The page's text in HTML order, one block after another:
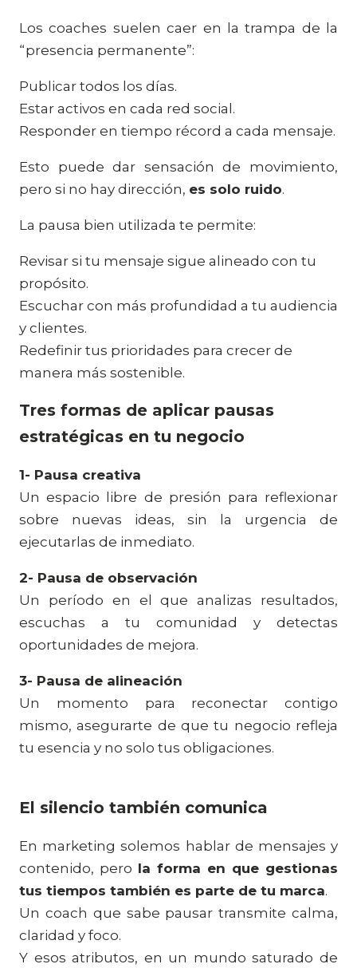
Los coaches suelen caer en la trampa de la
“presencia permanente”:
Publicar todos los días.
Estar activos en cada red social.
Responder en tiempo récord a cada mensaje.
Esto puede dar sensación de movimiento,
pero si no hay dirección, es solo ruido.
La pausa bien utilizada te permite:
Revisar si tu mensaje sigue alineado con tu
propósito.
Escuchar con más profundidad a tu audiencia
y clientes.
Redefinir tus prioridades para crecer de
manera más sostenible.
Tres formas de aplicar pausas
estratégicas en tu negocio
1- Pausa creativa
Un espacio libre de presión para reflexionar
sobre nuevas ideas, sin la urgencia de
ejecutarlas de inmediato.
2- Pausa de observación
Un período en el que analizas resultados,
escuchas a tu comunidad y detectas
oportunidades de mejora.
3- Pausa de alineación
Un momento para reconectar contigo
mismo, asegurarte de que tu negocio refleja
tu esencia y no solo tus obligaciones.
El silencio también comunica
En marketing solemos hablar de mensajes y
contenido, pero la forma en que gestionas
tus tiempos también es parte de tu marca.
Un coach que sabe pausar transmite calma,
claridad y foco.
Y esos atributos, en un mundo saturado de